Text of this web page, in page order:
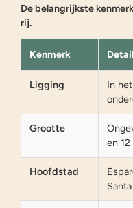
De belangrijkste
rij.
Kenmerk
Ligging
In
Grootte
en
Hoofdstad